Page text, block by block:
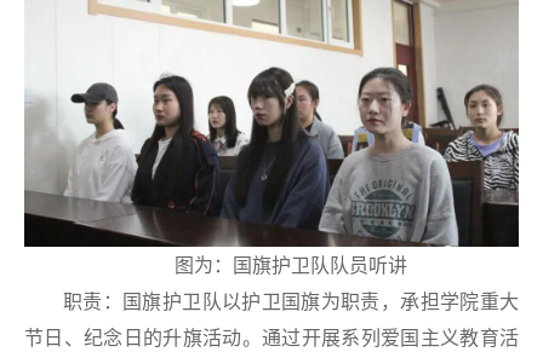
图为：国旗护卫队队员听讲
职责：国旗护卫队以护卫国旗为职责，承担学院重大
节日、纪念日的升旗活动。通过开展系列爱国主义教育活